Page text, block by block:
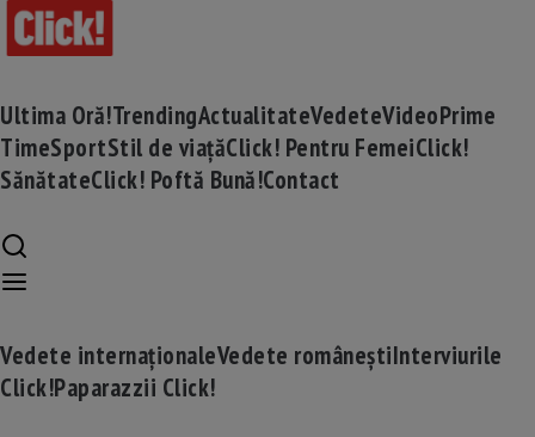
Ultima Oră!TrendingActualitateVedeteVideoPrime
TimeSportStil de viațăClick! Pentru FemeiClick!
SănătateClick! Poftă Bună!Contact
Vedete internaționaleVedete româneștiInterviurile
Click!Paparazzii Click!